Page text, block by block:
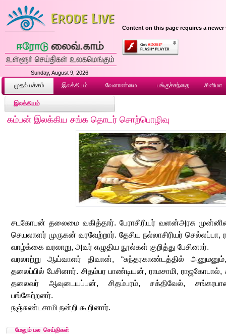
Sunday, August 9, 2026
Content on this page requires a
முதல் ப‌க்க‌ம் இலக்கியம் வேளாண்மை பங்குச்சந்தை சினிமா
இலக்கியம்
கம்பன் இலக்கிய சங்க தொடர் சொற்பொழிவு
சடகோபன் தலைமை வகித்தார். பேராசிரியர் வளன்அரசு
செயலாளர் முருகன் வரவேற்றார். தேசிய நல்லாசிரியர் செல்லப்பா,
வாழ்க்கை வரலாறு, அவர் எழுதிய நூல்கள் குறித்து பேசினார்.
வரலாற்று ஆய்வாளர் திவான், “சுந்தரகாண்டத்தில்
தலைப்பில் பேசினார். சிதம்பர பாண்டியன், ராமசாமி, ராஜகோபால்,
தலைவர் ஆவுடையப்பன், சிதம்பரம், சக்திவேல்,
பங்கேற்றனர்.
நஞ்சுண்டசாமி நன்றி கூறினார்.
மேலும் பல செய்திகள்